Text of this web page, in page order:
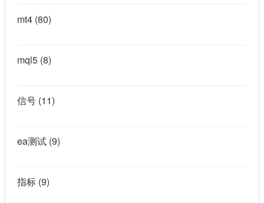
mt4 (80)
mql5 (8)
信号 (11)
ea测试 (9)
指标 (9)